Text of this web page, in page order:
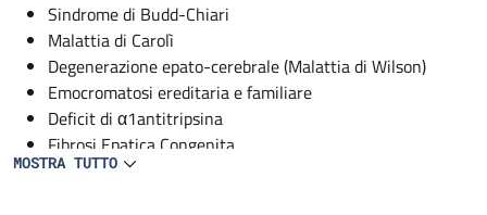
Sindrome di Budd-Chiari
Malattia di Carolì
Degenerazione epato-cerebrale (Malattia di Wilson)
Emocromatosi ereditaria e familiare
Deficit di α1antitripsina
Fibrosi Epatica Congenita
Fosfoetilaminuria
MOSTRA TUTTO